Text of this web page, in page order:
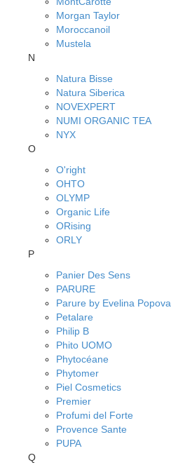
Morgan Taylor
Moroccanoil
Mustela
N
Natura Bisse
Natura Siberica
NOVEXPERT
NUMI ORGANIC TEA
NYX
O
O'right
OHTO
OLYMP
Organic Life
ORising
ORLY
P
Panier Des Sens
PARURE
Parure by Evelina Popova
Petalare
Philip B
Phito UOMO
Phytocéane
Phytomer
Piel Cosmetics
Premier
Profumi del Forte
Provence Sante
PUPA
Q